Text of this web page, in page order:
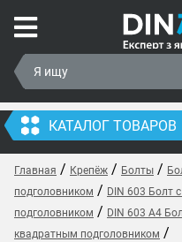
КАТАЛОГ ТОВАРОВ
Главная / Крепёж / Болты /
подголовником / DIN 603 Болт
подголовником / DIN 603 A4
квадратным подголовником /